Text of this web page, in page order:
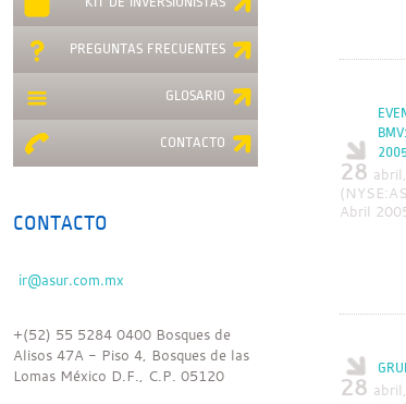
28
Abril
28
PREGUNTAS FRECUENTES
GLOSARIO
CONTACTO
CONTACTO
+(52) 55 5284 0400 Bosques de
Alisos 47A - Piso 4, Bosques de las
Lomas México D.F., C.P. 05120